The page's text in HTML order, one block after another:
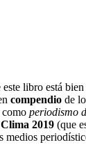
libro está
compendio de
como periodismo
2019 (que